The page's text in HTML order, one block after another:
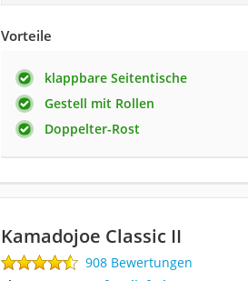
Vorteile
klappbare Seitentische
Gestell mit Rollen
Doppelter-Rost
Kamadojoe Classic II
908 Bewertungen